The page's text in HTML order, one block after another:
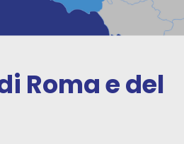
Roma e del